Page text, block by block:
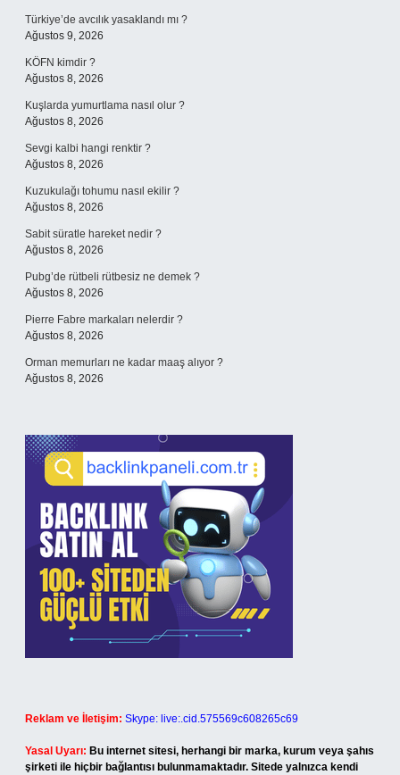
Türkiye’de avcılık yasaklandı mı ?
Ağustos 9, 2026
KÖFN kimdir ?
Ağustos 8, 2026
Kuşlarda yumurtlama nasıl olur ?
Ağustos 8, 2026
Sevgi kalbi hangi renktir ?
Ağustos 8, 2026
Kuzukulağı tohumu nasıl ekilir ?
Ağustos 8, 2026
Sabit süratle hareket nedir ?
Ağustos 8, 2026
Pubg’de rütbeli rütbesiz ne demek ?
Ağustos 8, 2026
Pierre Fabre markaları nelerdir ?
Ağustos 8, 2026
Orman memurları ne kadar maaş alıyor ?
Ağustos 8, 2026
Reklam ve İletişim: Skype: live:.cid.575569c608265c69
Yasal Uyarı: Bu internet sitesi, herhangi bir marka, kurum veya şahıs
şirketi ile hiçbir bağlantısı bulunmamaktadır. Sitede yalnızca kendi